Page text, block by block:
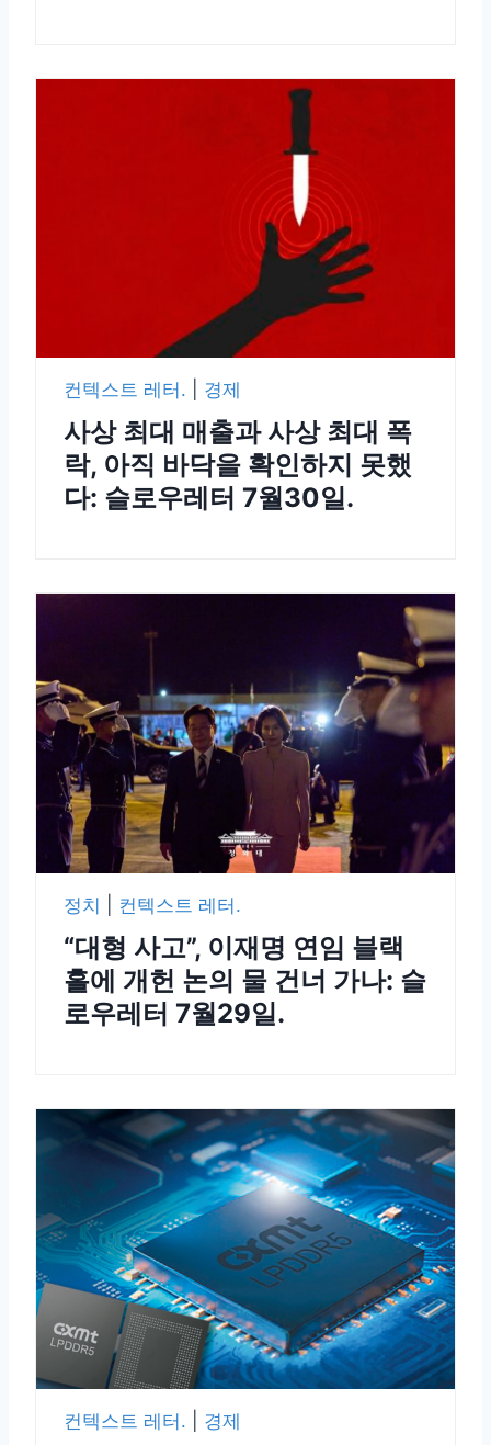
컨텍스트 레터. 경제
사상 최대 매출과 사상 최대 폭
락, 아직 바닥을 확인하지 못했
다: 슬로우레터 7월30일.
정치 컨텍스트 레터.
“대형 사고”, 이재명 연임 블랙
홀에 개헌 논의 물 건너 가나: 슬
로우레터 7월29일.
컨텍스트 레터. 경제